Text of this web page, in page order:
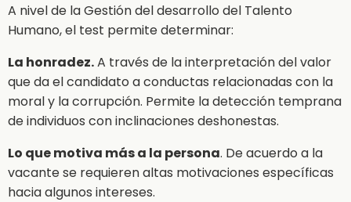
A nivel de la Gestión del desarrollo del Talento
Humano, el test permite determinar:
La honradez.A través de la interpretación del valor
que da el candidato a conductas relacionadas con la
moral y la corrupción. Permite la detección temprana
de individuos con inclinaciones deshonestas.
Lo que motiva más a la persona. De acuerdo a la
vacante se requieren altas motivaciones específicas
hacia algunos intereses.